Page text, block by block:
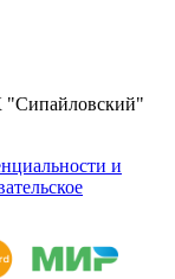
"Сипайловский"
и